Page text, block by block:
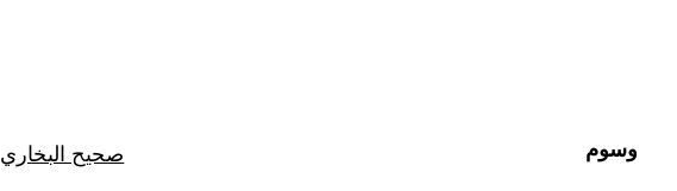
وسوم صحيح البخاري